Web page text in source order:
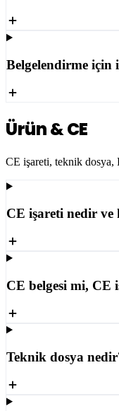
Belgelendirme için
Ürün & CE
CE işareti, teknik
CE işareti nedir
CE belgesi mi, CE
Teknik dosya